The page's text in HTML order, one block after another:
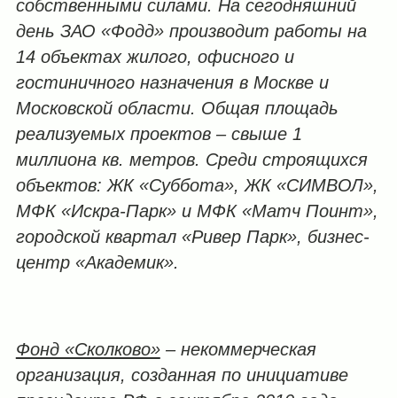
собственными силами. На сегодняшний
день ЗАО «Фодд» производит работы на
14 объектах жилого, офисного и
гостиничного назначения в Москве и
Московской области. Общая площадь
реализуемых проектов – свыше 1
миллиона кв. метров. Среди строящихся
объектов: ЖК «Суббота», ЖК «СИМВОЛ»,
МФК «Искра-Парк» и МФК «Матч Поинт»,
городской квартал «Ривер Парк», бизнес-
центр «Академик».
Фонд «Сколково»– некоммерческая
организация, созданная по инициативе